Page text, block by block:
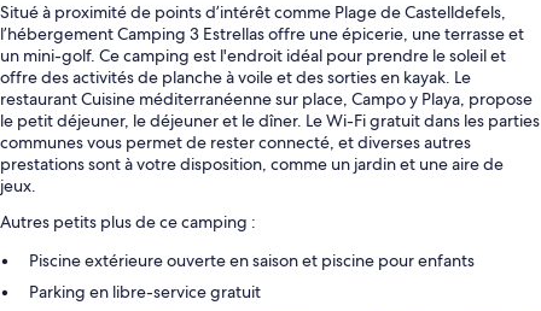
Situé à proximité de points d’intérêt comme Plage de Castelldefels,
l’hébergement Camping 3 Estrellas offre une épicerie, une terrasse et
un mini-golf. Ce camping est l'endroit idéal pour prendre le soleil et
offre des activités de planche à voile et des sorties en kayak. Le
restaurant Cuisine méditerranéenne sur place, Campo y Playa, propose
le petit déjeuner, le déjeuner et le dîner. Le Wi-Fi gratuit dans les parties
communes vous permet de rester connecté, et diverses autres
prestations sont à votre disposition, comme un jardin et une aire de
jeux.
Autres petits plus de ce camping :
Piscine extérieure ouverte en saison et piscine pour enfants
Parking en libre-service gratuit